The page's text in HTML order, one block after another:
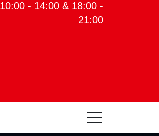
10:00 - 14:00 & 18:00 -
21:00